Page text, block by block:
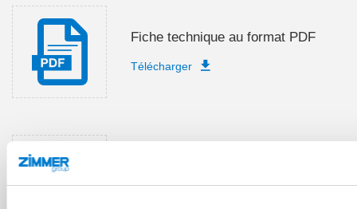
Fiche technique au format PDF
Télécharger